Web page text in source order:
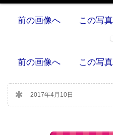
前の画像へ この写
前の画像へ この写
2017年4月10日